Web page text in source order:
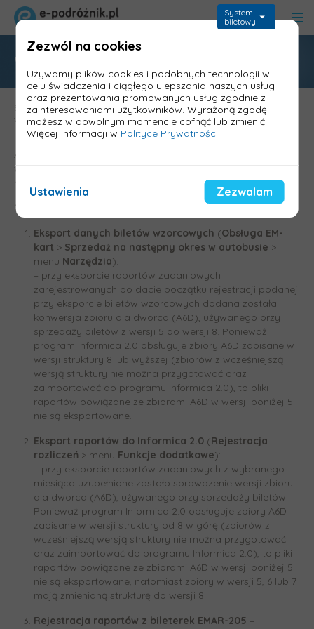
System
biletowy
Wersja 1.49w Kasa konduktorska
Strona główna>Aktualizacje - wykazy zmian>Kasa konduktorska -
wymagania i aktualizacje >Wersja 1.49w Kasa konduktorska
Aktualizacja zawiera m.in. eksport danych biletów
wzorcowych oraz raportów do Informica 2.0, rejestrację
raportów z bileterek EMAR-205.
26.06.2025
Eksport danych biletów wzorcowych (Obsługa EM-
kart > Sprzedaż na następny okres w autobusie >
menu Narzędzia):
– przy eksporcie raportów zadaniowych
zarejestrowanych po dacie początku rejestracji podanej
przy eksporcie biletów wzorcowych dodana została
konwersja zbioru dla dworca (A6D), używanego przy
sprzedaży biletów z wersji 5 do wersji 8. Ponieważ
program Informica 2.0 obsługuje zbiory A6D zapisane w
wersji struktury 8 lub wyższej (zbiorów z wcześniejszą
wersją struktury nie można przygotować oraz
zaimportować do programu Informica 2.0), to pliki
raportów powiązane ze zbiorami A6D w wersji poniżej 5
nie są eksportowane.
Eksport raportów do Informica 2.0 (Rejestracja
rozliczeń > menu Funkcje dodatkowe):
– przy eksporcie raportów zadaniowych z wybranego
miesiąca uzupełnione zostało sprawdzenie wersji zbioru
dla dworca (A6D), używanego przy sprzedaży biletów.
Ponieważ program Informica 2.0 obsługuje zbiory A6D
zapisane w wersji struktury od 8 w górę (zbiorów z
wcześniejszą wersją struktury nie można przygotować
oraz zaimportować do programu Informica 2.0), to pliki
raportów powiązane ze zbiorami A6D w wersji poniżej 5
nie są eksportowane, natomiast zbiory w wersji 5, 6 lub 7
mają zmienianą strukturę do wersji 8.
Rejestracja raportów z bileterek EMAR-205 –
Zezwól na cookies
Używamy plików cookies i podobnych technologii w
celu świadczenia i ciągłego ulepszania naszych usług
oraz prezentowania promowanych usług zgodnie z
zainteresowaniami użytkowników. Wyrażoną zgodę
możesz w dowolnym momencie cofnąć lub zmienić.
Więcej informacji w Polityce Prywatności.
Ustawienia Zezwalam